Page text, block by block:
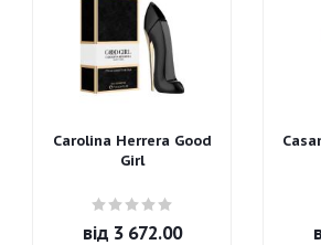
Carolina Herrera Good
Girl
від 3 672.00